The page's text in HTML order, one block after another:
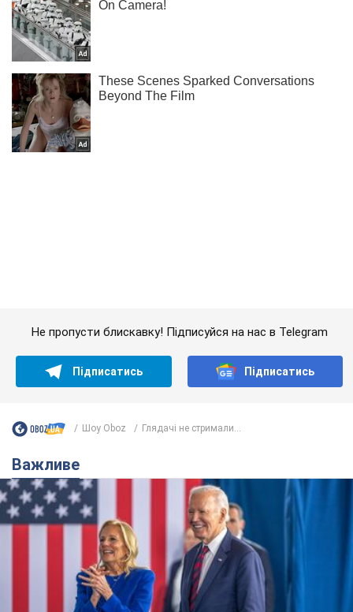
Дружина тяжкохворого Джо Байдена назвала
перший симптом, який сигналізував про його
"агресивний" рак
Спершу лікарі не надали цьому належної уваги
12,6 т.